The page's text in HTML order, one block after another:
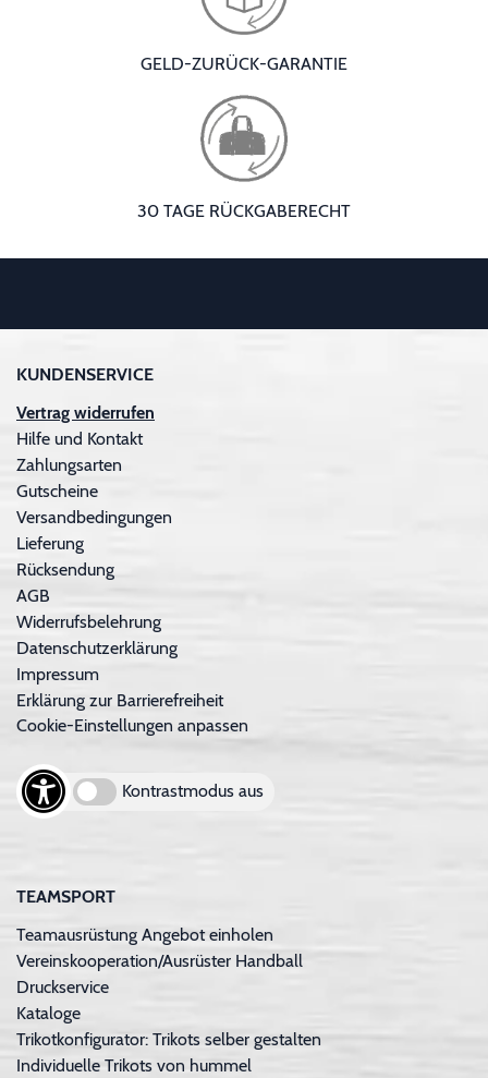
GELD-ZURÜCK-GARANTIE
30 TAGE RÜCKGABERECHT
KUNDENSERVICE
Vertrag widerrufen
Hilfe und Kontakt
Zahlungsarten
Gutscheine
Versandbedingungen
Lieferung
Rücksendung
AGB
Widerrufsbelehrung
Datenschutzerklärung
Impressum
Erklärung zur Barrierefreiheit
Cookie-Einstellungen anpassen
Kontrastmodus aus
TEAMSPORT
Teamausrüstung Angebot einholen
Vereinskooperation/Ausrüster Handball
Druckservice
Kataloge
Trikotkonfigurator: Trikots selber gestalten
Individuelle Trikots von hummel